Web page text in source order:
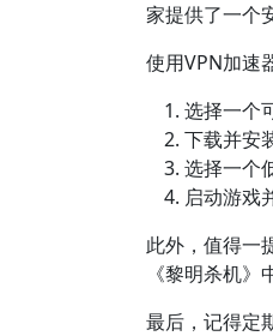
家提供了一个
使用VPN加速
选择一个
下载并安
选择一个
启动游戏
此外，值得一
《黎明杀机》
最后，记得定